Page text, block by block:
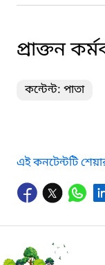
প্রাক্তন
কন্টেন্ট: পাতা
এই কনটেন্টটি